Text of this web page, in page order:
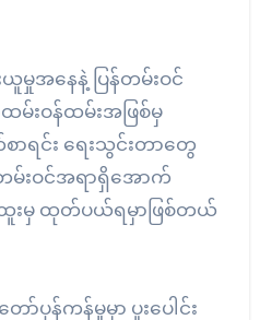
မှုအနေနဲ့ ပြန်တမ်းဝင်
းဝန်ထမ်းအဖြစ်မှ
ရင်း ရေးသွင်းတာတွေ
မ်းဝင်အရာရှိအောက်
းမှ ထုတ်ပယ်ရမှာဖြစ်တယ်
ာ်ပုန်ကန်မှုမှာ ပူးပေါင်း